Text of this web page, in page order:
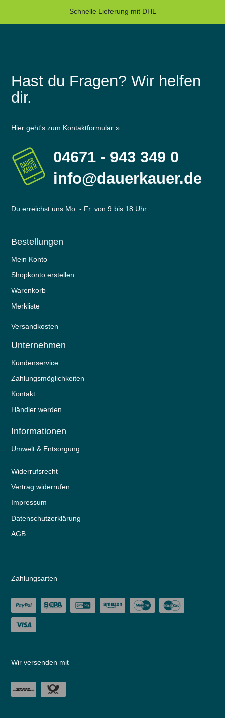
Schnelle Lieferung mit DHL
Hast du Fragen? Wir helfen
dir.
Hier geht's zum Kontaktformular »
04671 - 943 349 0
info@dauerkauer.de
Du erreichst uns Mo. - Fr. von 9 bis 18 Uhr
Bestellungen
Mein Konto
Shopkonto erstellen
Warenkorb
Merkliste
Versandkosten
Unternehmen
Kundenservice
Zahlungsmöglichkeiten
Kontakt
Händler werden
Informationen
Umwelt & Entsorgung
Widerrufs­recht
Vertrag widerrufen
Impressum
Daten­schutz­erklärung
AGB
Zahlungsarten
Wir versenden mit